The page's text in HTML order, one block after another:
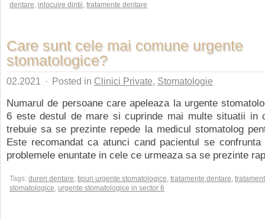
dentare, inlocuire dintii, tratamente dentare
Care sunt cele mai comune urgente
stomatologice?
02.2021 · Posted in Clinici Private, Stomatologie
Numarul de persoane care apeleaza la urgente
6 este destul de mare si cuprinde mai multe situatii in
trebuie sa se prezinte repede la medicul stomatolog
Este recomandat ca atunci cand pacientul se
problemele enuntate in cele ce urmeaza sa se prezinte
Tags: dureri dentare, tipuri urgente stomatologice, tratamente dentare,
stomatologice, urgente stomatologice in sector 6